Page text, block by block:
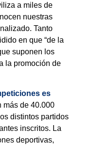
a miles de
nuestras
Tanto
en que “de la
suponen los
la promoción de
es
más de 40.000
distintos partidos
inscritos. La
deportivas,